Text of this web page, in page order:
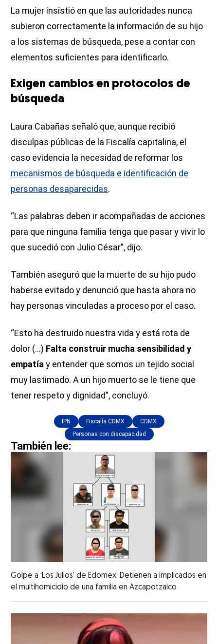
La mujer insistió en que las autoridades nunca
subieron correctamente la información de su hijo
a los sistemas de búsqueda, pese a contar con
elementos suficientes para identificarlo.
Exigen cambios en protocolos de
búsqueda
Laura Cabañas señaló que, aunque recibió
disculpas públicas de la Fiscalía capitalina, el
caso evidencia la necesidad de reformar los
mecanismos de búsqueda e identificación de
personas desaparecidas.
“Las palabras deben ir acompañadas de acciones
para que ninguna familia tenga que pasar y vivir lo
que sucedió con Julio César”, dijo.
También aseguró que la muerte de su hijo pudo
haberse evitado y denunció que hasta ahora no
hay personas vinculadas a proceso por el caso.
“Esto ha destruido nuestra vida y está rota de
dolor (...) Falta construir mucha sensibilidad y
empatía y entender que somos un tejido social
muy lastimado. A un hijo muerto se le tiene que
tener respeto y dignidad”, concluyó.
IPN Fiscalía CDMX
CDMX
Personas con discapacidad
También lee:
Golpe a ‘Los Julios’ de Edomex: Detienen a implicados en
el multihomicidio de una familia en Azcapotzalco